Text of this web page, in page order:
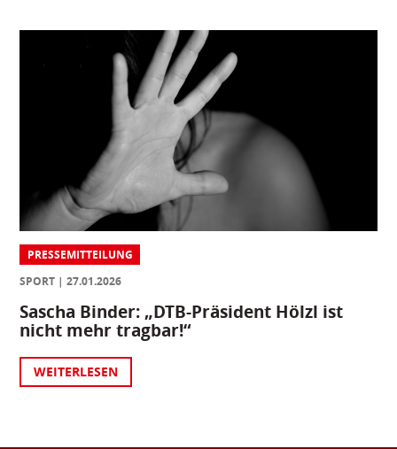
PRESSEMITTEILUNG
SPORT
27.01.2026
Sascha Binder: „DTB-Präsident Hölzl ist
nicht mehr tragbar!“
WEITERLESEN